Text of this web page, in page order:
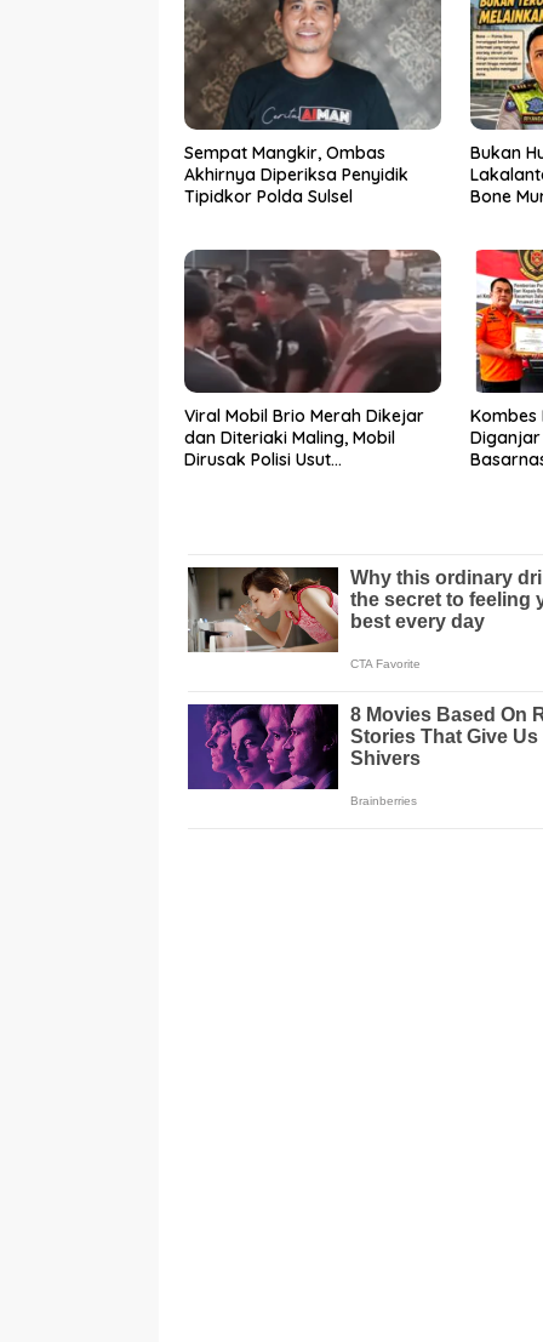
Sempat Mangkir, Ombas
Akhirnya Diperiksa Penyidik
Tipidkor Polda Sulsel
Bukan
Bone
Viral Mobil Brio Merah Dikejar
dan Diteriaki Maling, Mobil
Dirusak Polisi Usut
Kombes